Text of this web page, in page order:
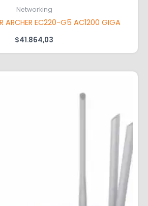
Networking
ARCHER EC220-G5 AC1200 GIGA
$41.864,03